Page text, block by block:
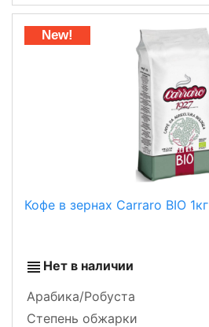
Кофе в зернах Carraro BIO 1кг
Нет в наличии
Арабика/Робуста
Степень обжарки
New!